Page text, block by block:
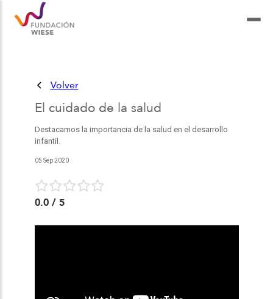
Volver
El cuidado de la salud
Destacamos la importancia de la salud en el desarrollo
infantil.
05 Sep 2020
0.0/ 5